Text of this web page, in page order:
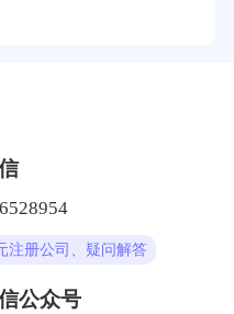
注册公司、疑问解答
公众号